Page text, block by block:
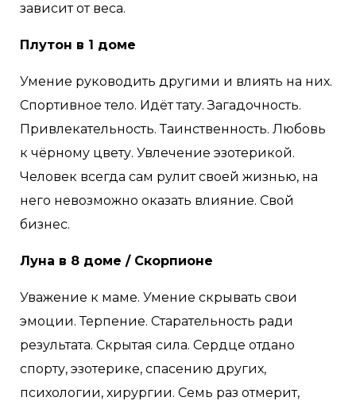
зависит от веса.
Плутон в 1 доме
Умение руководить другими и влиять на них.
Спортивное тело. Идёт тату. Загадочность.
Привлекательность. Таинственность. Любовь
к чёрному цвету. Увлечение эзотерикой.
Человек всегда сам рулит своей жизнью, на
него невозможно оказать влияние. Свой
бизнес.
Луна в 8 доме / Скорпионе
Уважение к маме. Умение скрывать свои
эмоции. Терпение. Старательность ради
результата. Скрытая сила. Сердце отдано
спорту, эзотерике, спасению других,
психологии, хирургии. Семь раз отмерит,